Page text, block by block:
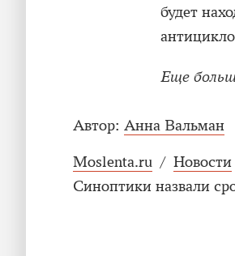
будет
Еще
Автор: Анна Вальман
Moslenta.ru / Новости
Синоптики назвали